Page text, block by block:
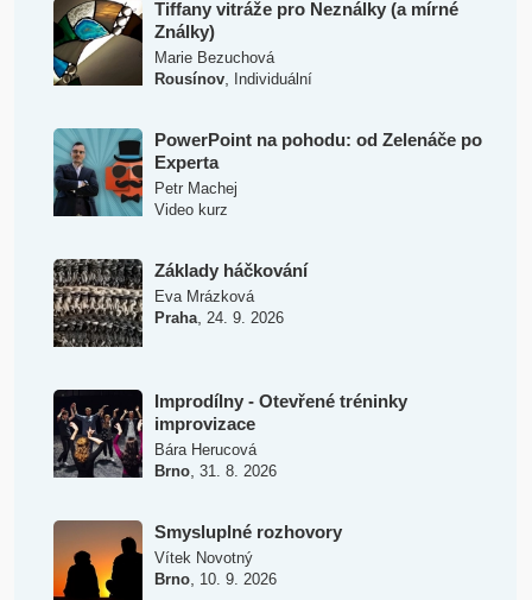
Tiffany vitráže pro Neználky (a mírné
Ználky)
Marie Bezuchová
Rousínov, Individuální
PowerPoint na pohodu: od Zelenáče po
Experta
Petr Machej
Video kurz
Základy háčkování
Eva Mrázková
Praha, 24. 9. 2026
Improdílny - Otevřené tréninky
improvizace
Bára Herucová
Brno, 31. 8. 2026
Smysluplné rozhovory
Vítek Novotný
Brno, 10. 9. 2026